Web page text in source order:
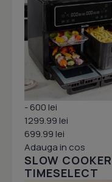
- 600 lei
1299.99 lei
699.99 lei
Adauga in cos
SLOW
TIMESELECT